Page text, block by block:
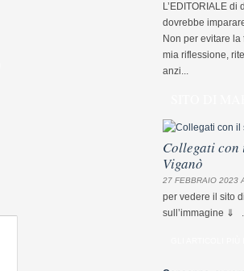
L’EDITORIALE di
dovrebbe
Non per evitare
mia riflessione,
anzi...
Collegati
Viganò
27 FEBBRAIO 2023
per vedere il sito
sull’immagine ⇓